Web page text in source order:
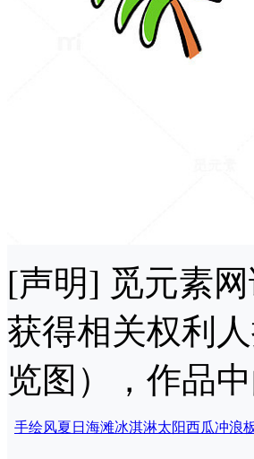
[声明] 觅元素
获得相关权利
览图），作品
手绘风夏日 海滩冰淇淋太阳西瓜冲浪